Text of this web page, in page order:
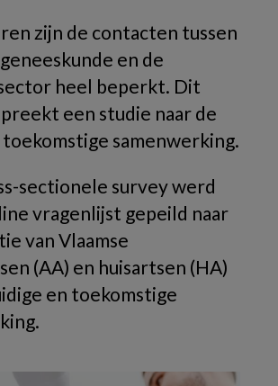
zijn de contacten tussen
en de
heel beperkt. Dit
een studie naar de
toekomstige samenwerking.
sectionele survey werd
vragenlijst gepeild naar
van Vlaamse
(AA) en huisartsen (HA)
en toekomstige